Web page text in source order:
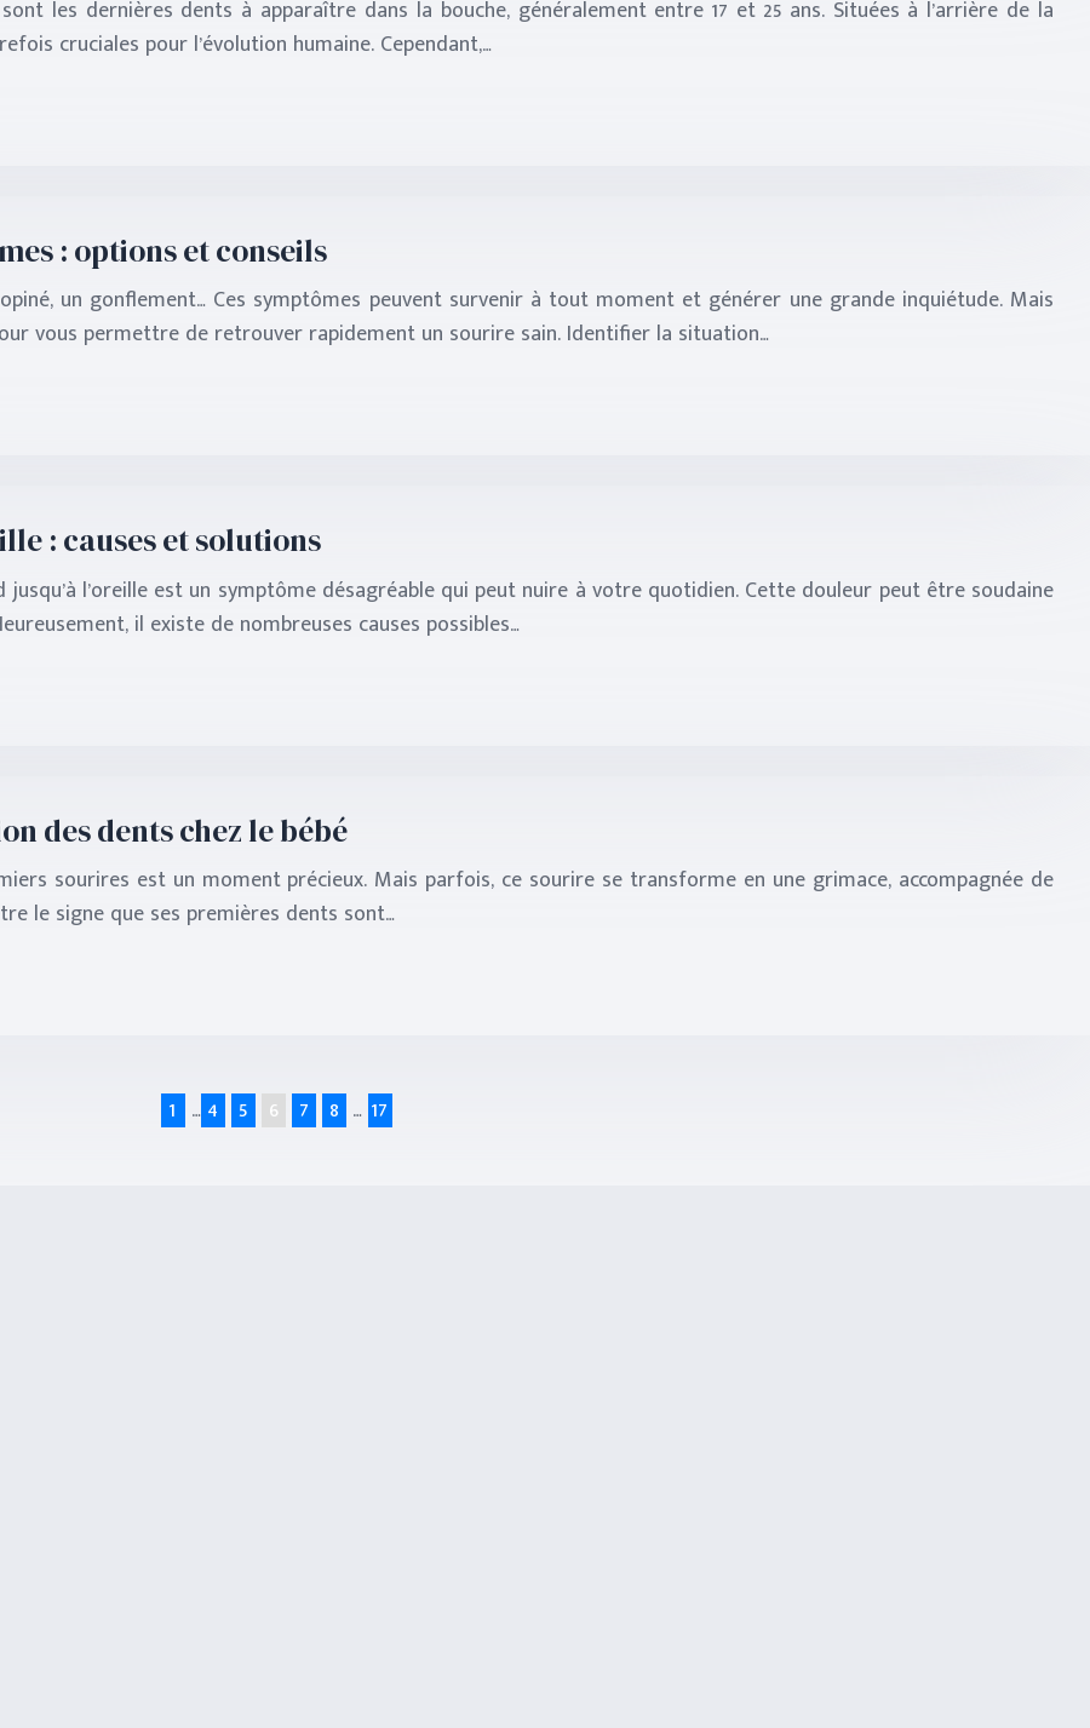
les dernières dents à apparaître dans la bouche, généralement entre 17 et 25 ans. Situées à l’arrière de la
cruciales pour l’évolution humaine. Cependant,…
: options et conseils
un gonflement… Ces symptômes peuvent survenir à tout moment et générer une grande inquiétude. Mais
vous permettre de retrouver rapidement un sourire sain. Identifier la situation…
: causes et solutions
jusqu’à l’oreille est un symptôme désagréable qui peut nuire à votre quotidien. Cette douleur peut être soudaine
il existe de nombreuses causes possibles…
des dents chez le bébé
sourires est un moment précieux. Mais parfois, ce sourire se transforme en une grimace, accompagnée de
le signe que ses premières dents sont…
1 … 4 5 6 7 8 … 17